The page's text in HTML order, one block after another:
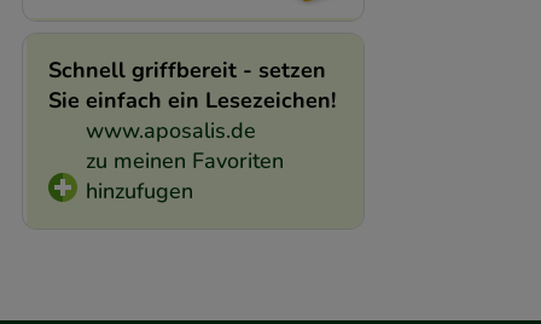
Schnell griffbereit - setzen
Sie einfach ein Lesezeichen!
www.aposalis.de
zu meinen Favoriten
hinzufugen